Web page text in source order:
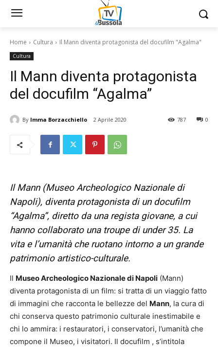
Home Cultura Il Mann diventa protagonista del docufilm "Agalma"
Cultura
Il Mann diventa protagonista
del docufilm “Agalma”
By Imma Borzacchiello 2 Aprile 2020 0
787
Il Mann (Museo Archeologico Nazionale di
Napoli), diventa protagonista di un docufilm
“Agalma”, diretto da una regista giovane, a cui
hanno collaborato una troupe di under 35. La
vita e l’umanità che ruotano intorno a un grande
patrimonio artistico-culturale.
Il Museo Archeologico Nazionale di Napoli (Mann)
diventa protagonista di un film: si tratta di un viaggio fatto
di immagini che racconta le bellezze del Mann, la cura di
chi conserva questo patrimonio culturale inestimabile e
chi lo ammira: i restauratori, i conservatori, l’umanità che
compone il Museo, i visitatori. Il docufilm , s’intitola